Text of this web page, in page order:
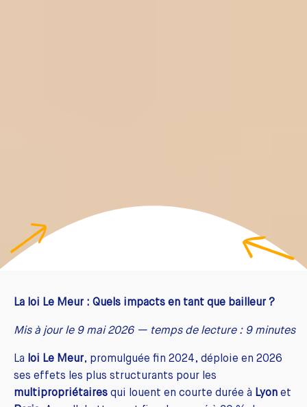
La loi Le Meur : Quels impacts en tant que bailleur ?
Mis à jour le 9 mai 2026 — temps de lecture : 9 minutes
La loi Le Meur, promulguée fin 2024, déploie en 2026
ses effets les plus structurants pour les
multipropriétaires qui louent en courte durée à Lyon et